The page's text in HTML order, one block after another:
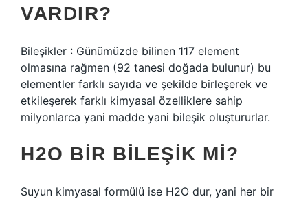
VARDIR?
Bileşikler : Günümüzde bilinen 117 element
olmasına rağmen (92 tanesi doğada bulunur) bu
elementler farklı sayıda ve şekilde birleşerek ve
etkileşerek farklı kimyasal özelliklere sahip
milyonlarca yani madde yani bileşik oluştururlar.
H2O BIR BILEŞIK MI?
Suyun kimyasal formülü ise H2O dur, yani her bir